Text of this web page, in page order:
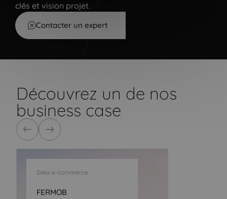
clés et vision projet.
Contacter un expert
Découvrez un de nos
business case
Précédent
Suivant
Sites e-commerce
FERMOB